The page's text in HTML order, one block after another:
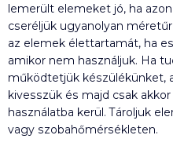
lemerült elemeket jó, ha
cseréljük ugyanolyan
az elemek élettartamát, ha
amikor nem használjuk. Ha
működtetjük készülékünket,
kivesszük és majd csak
használatba kerül. Tároljuk
vagy szobahőmérsékleten.